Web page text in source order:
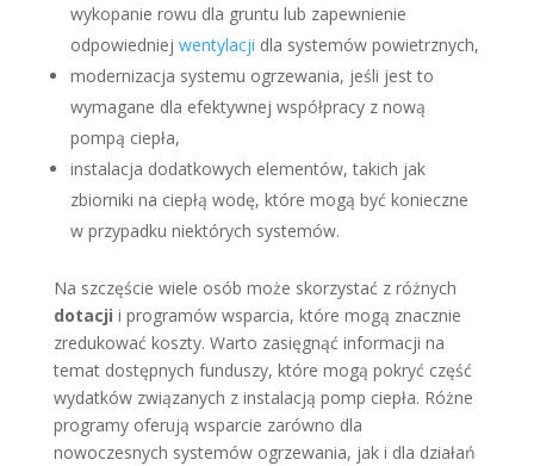
wykopanie rowu dla gruntu lub zapewnienie
odpowiedniej wentylacji dla systemów powietrznych,
modernizacja systemu ogrzewania, jeśli jest to
wymagane dla efektywnej współpracy z nową
pompą ciepła,
instalacja dodatkowych elementów, takich jak
zbiorniki na ciepłą wodę, które mogą być konieczne
w przypadku niektórych systemów.
Na szczęście wiele osób może skorzystać z różnych
dotacji i programów wsparcia, które mogą znacznie
zredukować koszty. Warto zasięgnąć informacji na
temat dostępnych funduszy, które mogą pokryć część
wydatków związanych z instalacją pomp ciepła. Różne
programy oferują wsparcie zarówno dla
nowoczesnych systemów ogrzewania, jak i dla działań